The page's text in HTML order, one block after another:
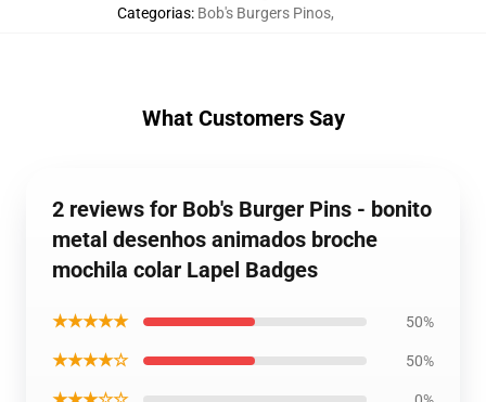
Categorias: Bob's Burgers Pinos,
What Customers Say
2 reviews for Bob's Burger Pins - bonito
metal desenhos animados broche
mochila colar Lapel Badges
★★★★★ 50%
★★★★☆ 50%